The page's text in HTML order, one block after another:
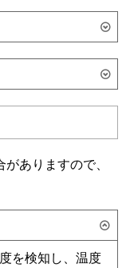
GCEA06311JXU
ありますので、
を検知し、温度